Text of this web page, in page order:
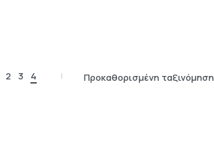
2 3 4 Προκαθορισμένη ταξινόμηση